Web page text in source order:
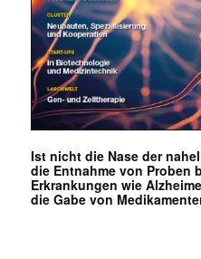
Ist nicht die Nase der
die Entnahme von Proben
Erkrankungen wie
die Gabe von